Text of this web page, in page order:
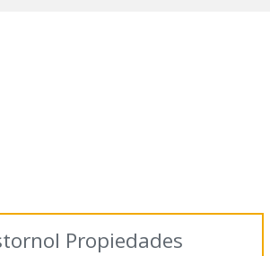
Propiedades